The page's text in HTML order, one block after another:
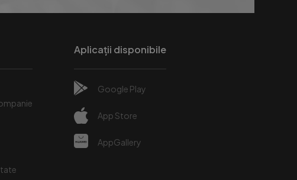
Aplicații disponibile
Google Play
App Store
AppGallery